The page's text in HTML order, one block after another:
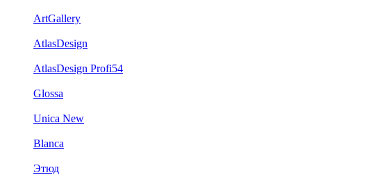
ArtGallery
AtlasDesign
AtlasDesign Profi54
Glossa
Unica New
Blanca
Этюд